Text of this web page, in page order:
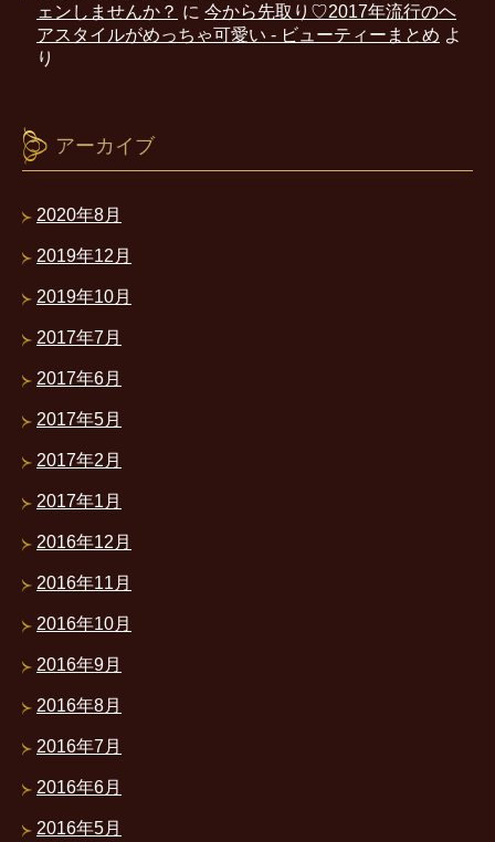
ェンしませんか？ に 今から先取り♡2017年流行のヘ
アスタイルがめっちゃ可愛い - ビューティーまとめ よ
り
アーカイブ
2020年8月
2019年12月
2019年10月
2017年7月
2017年6月
2017年5月
2017年2月
2017年1月
2016年12月
2016年11月
2016年10月
2016年9月
2016年8月
2016年7月
2016年6月
2016年5月